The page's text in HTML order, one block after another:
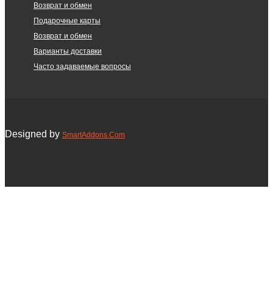
Возврат и обмен
Подарочные карты
Возврат и обмен
Варианты доставки
Часто задаваемые вопросы
Designed by SmartAddons.Com